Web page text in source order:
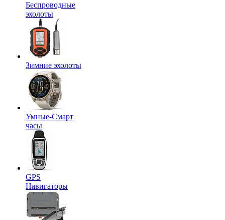
Беспроводные
эхолоты
Зимние эхолоты
Умные-Смарт
часы
GPS
Навигаторы